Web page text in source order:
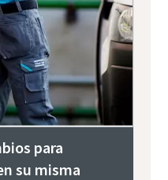
para
su misma